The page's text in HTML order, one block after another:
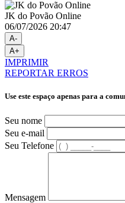
JK do Povão Online
06/07/2026 20:47
A-
A+
IMPRIMIR
REPORTAR ERROS
Use este espaço apenas para a
Seu nome
Seu e-mail
Seu Telefone
Mensagem